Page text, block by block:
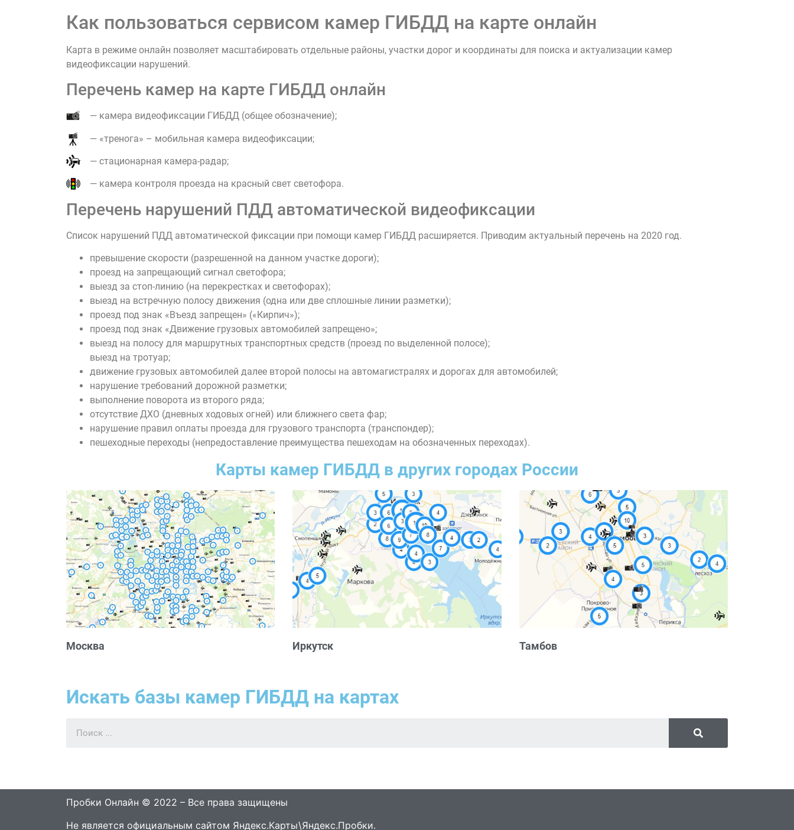
Как пользоваться сервисом камер ГИБДД на карте онлайн
Карта в режиме онлайн позволяет масштабировать отдельные районы, участки дорог и координаты для поиска и актуализации камер
видеофиксации нарушений.
Перечень камер на карте ГИБДД онлайн
— камера видеофиксации ГИБДД (общее обозначение);
— «тренога» – мобильная камера видеофиксации;
— стационарная камера-радар;
— камера контроля проезда на красный свет светофора.
Перечень нарушений ПДД автоматической видеофиксации
Список нарушений ПДД автоматической фиксации при помощи камер ГИБДД расширяется. Приводим актуальный перечень на 2020 год.
превышение скорости (разрешенной на данном участке дороги);
проезд на запрещающий сигнал светофора;
выезд за стоп-линию (на перекрестках и светофорах);
выезд на встречную полосу движения (одна или две сплошные линии разметки);
проезд под знак «Въезд запрещен» («Кирпич»);
проезд под знак «Движение грузовых автомобилей запрещено»;
выезд на полосу для маршрутных транспортных средств (проезд по выделенной полосе);
выезд на тротуар;
движение грузовых автомобилей далее второй полосы на автомагистралях и дорогах для автомобилей;
нарушение требований дорожной разметки;
выполнение поворота из второго ряда;
отсутствие ДХО (дневных ходовых огней) или ближнего света фар;
нарушение правил оплаты проезда для грузового транспорта (транспондер);
пешеходные переходы (непредоставление преимущества пешеходам на обозначенных переходах).
Карты камер ГИБДД в других городах России
Москва Иркутск Тамбов
Искать базы камер ГИБДД на картах
Пробки Онлайн © 2022 – Все права защищены
Не является официальным сайтом Яндекс.Карты\Яндекс.Пробки.